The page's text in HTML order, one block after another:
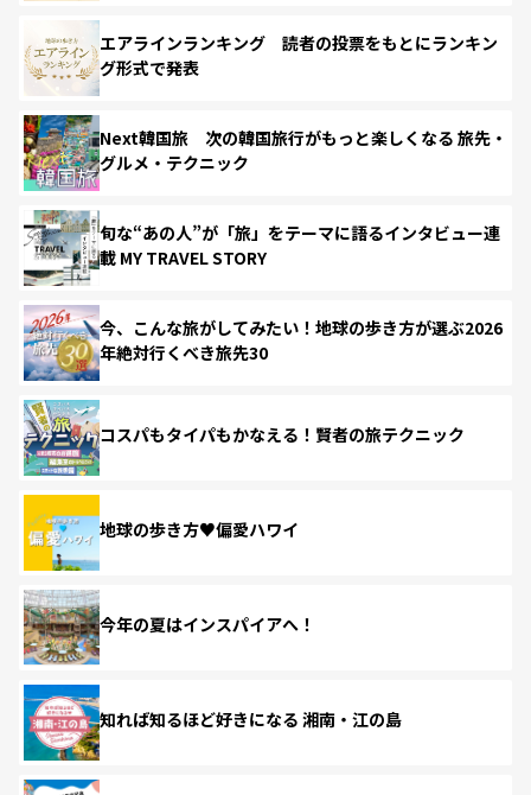
エアラインランキング 読者の投票をもとにランキン
グ形式で発表
Next韓国旅 次の韓国旅行がもっと楽しくなる 旅先・
グルメ・テクニック
旬な“あの人”が「旅」をテーマに語るインタビュー連
載 MY TRAVEL STORY
今、こんな旅がしてみたい！地球の歩き方が選ぶ2026
年絶対行くべき旅先30
コスパもタイパもかなえる！賢者の旅テクニック
地球の歩き方♥偏愛ハワイ
今年の夏はインスパイアへ！
知れば知るほど好きになる 湘南・江の島